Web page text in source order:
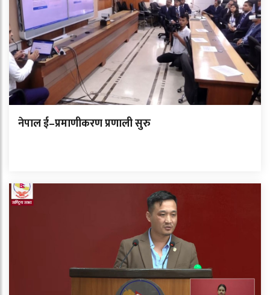
नेपाल ई–प्रमाणीकरण प्रणाली सुरु